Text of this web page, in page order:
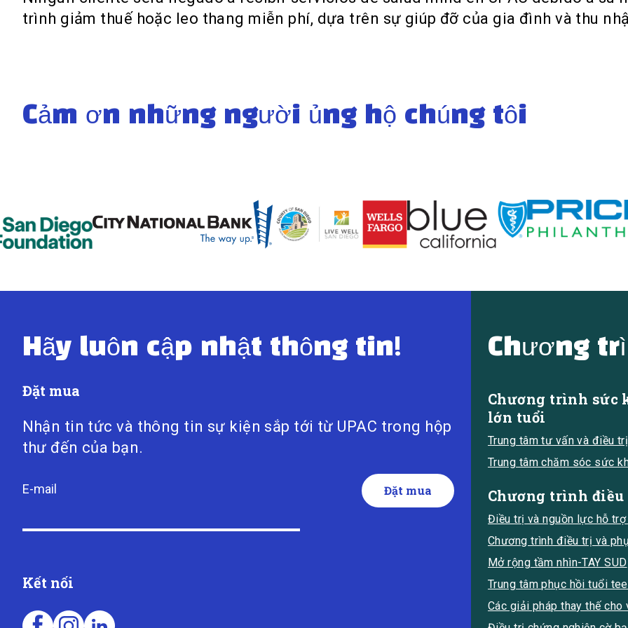
trình giảm thuế hoặc leo thang miễn phí, dựa trên sự giúp đỡ của gia đình và thu
Cảm ơn những người ủng hộ chúng tôi
Hãy luôn cập nhật thông tin!
Đặt mua
Nhận tin tức và thông tin sự kiện sắp tới từ UPAC trong hộp
thư đến của bạn.
E-mail
Kết nối
Chương
Chương trình sức
lớn tuổi
Trung tâm tư vấn và điều trị
Trung tâm chăm sóc sức
Chương trình
Điều trị và nguồn lực hỗ
Chương trình điều trị và
Mở rộng tầm nhìn-TAY SUD
Trung tâm phục hồi tuổi
Các giải pháp thay thế